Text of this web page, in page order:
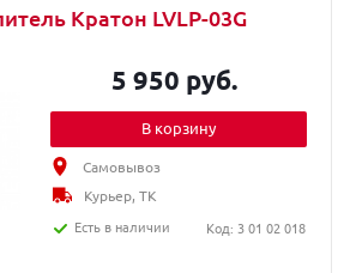
Кратон LVLP-03G
5 950 руб.
В корзину
Самовывоз
Курьер, ТК
Есть в наличии
Код: 3 01 02 018